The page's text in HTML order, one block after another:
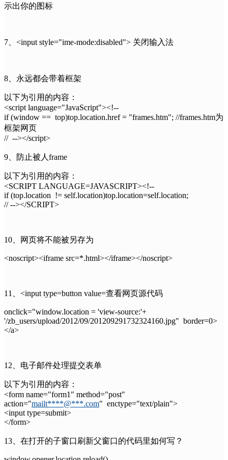
示出你的图标
7、<input style="ime-mode:disabled"> 关闭输入法
8、永远都会带着框架
以下为引用的内容：
<script language="JavaScript"><!--
if (window == top)top.location.href = "frames.htm"; //frames.htm为
框架网页
// --></script>
9、防止被人frame
以下为引用的内容：
<SCRIPT LANGUAGE=JAVASCRIPT><!--
if (top.location != self.location)top.location=self.location;
// --></SCRIPT>
10、网页将不能被另存为
<noscript><iframe src=*.html></iframe></noscript>
11、<input type=button value=查看网页源代码
onclick="window.location = 'view-source:'+
'/zb_users/upload/2012/09/201209291732324160.jpg" border=0>
</a>
12、电子邮件处理提交表单
以下为引用的内容：
<form name="form1" method="post"
action="mailt****@***.com" enctype="text/plain">
<input type=submit>
</form>
13、在打开的子窗口刷新父窗口的代码里如何写？